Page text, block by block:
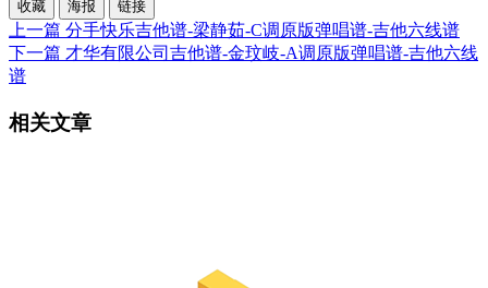
收藏 海报 链接
上一篇 分手快乐吉他谱-梁静茹-C调原版弹唱谱-吉他六线谱
下一篇 才华有限公司吉他谱-金玟岐-A调原版弹唱谱-吉他六线
谱
相关文章